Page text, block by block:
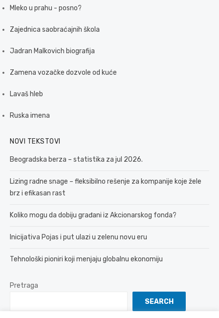
Mleko u prahu - posno?
Zajednica saobraćajnih škola
Jadran Malkovich biografija
Zamena vozačke dozvole od kuće
Lavaš hleb
Ruska imena
NOVI TEKSTOVI
Beogradska berza – statistika za jul 2026.
Lizing radne snage – fleksibilno rešenje za kompanije koje žele
brz i efikasan rast
Koliko mogu da dobiju građani iz Akcionarskog fonda?
Inicijativa Pojas i put ulazi u zelenu novu eru
Tehnološki pioniri koji menjaju globalnu ekonomiju
Pretraga
SEARCH